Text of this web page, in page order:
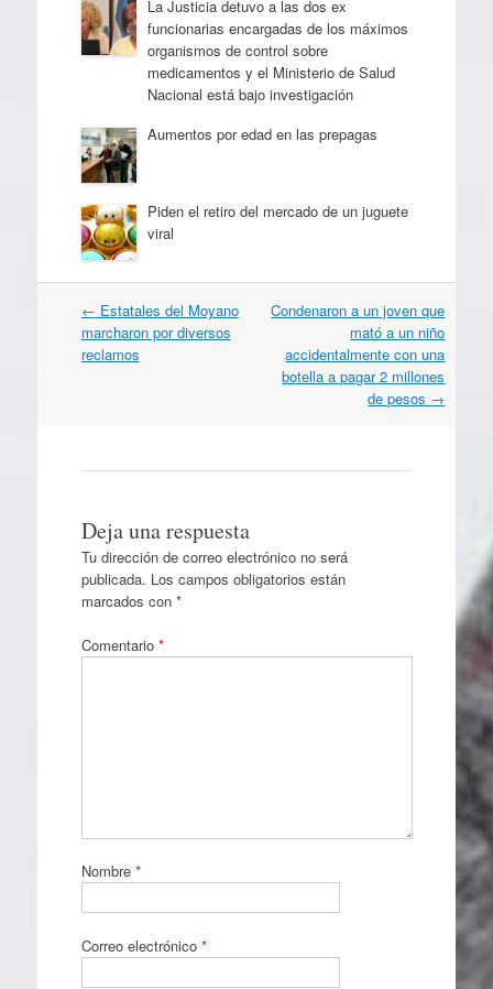
La Justicia detuvo a las dos ex
funcionarias encargadas de los máximos
organismos de control sobre
medicamentos y el Ministerio de Salud
Nacional está bajo investigación
Aumentos por edad en las prepagas
Piden el retiro del mercado de un juguete
viral
Navegación
por
artículos
← Estatales del Moyano
marcharon por diversos
reclamos
Condenaron a un joven que
mató a un niño
accidentalmente con una
botella a pagar 2 millones
de pesos →
Deja una respuesta
Tu dirección de correo electrónico no será
publicada. Los campos obligatorios están
marcados con *
Comentario *
Nombre *
Correo electrónico *